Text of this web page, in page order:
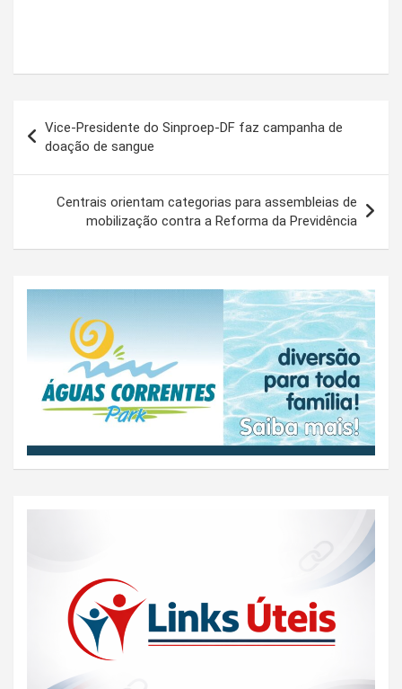
de
Post
Vice-Presidente do Sinproep-DF faz campanha de
doação de sangue
Centrais orientam categorias para assembleias de
mobilização contra a Reforma da Previdência